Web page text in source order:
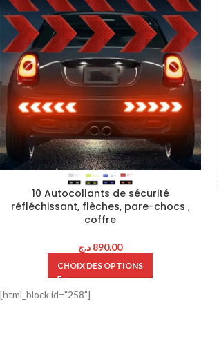
10 Autocollants de sécurité
réfléchissant, flèches, pare-chocs ,
coffre
890.00 د.ج
CHOIX DES OPTIONS
[html_block id="258"]